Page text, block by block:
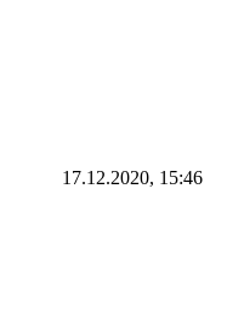
17.12.2020, 15:46